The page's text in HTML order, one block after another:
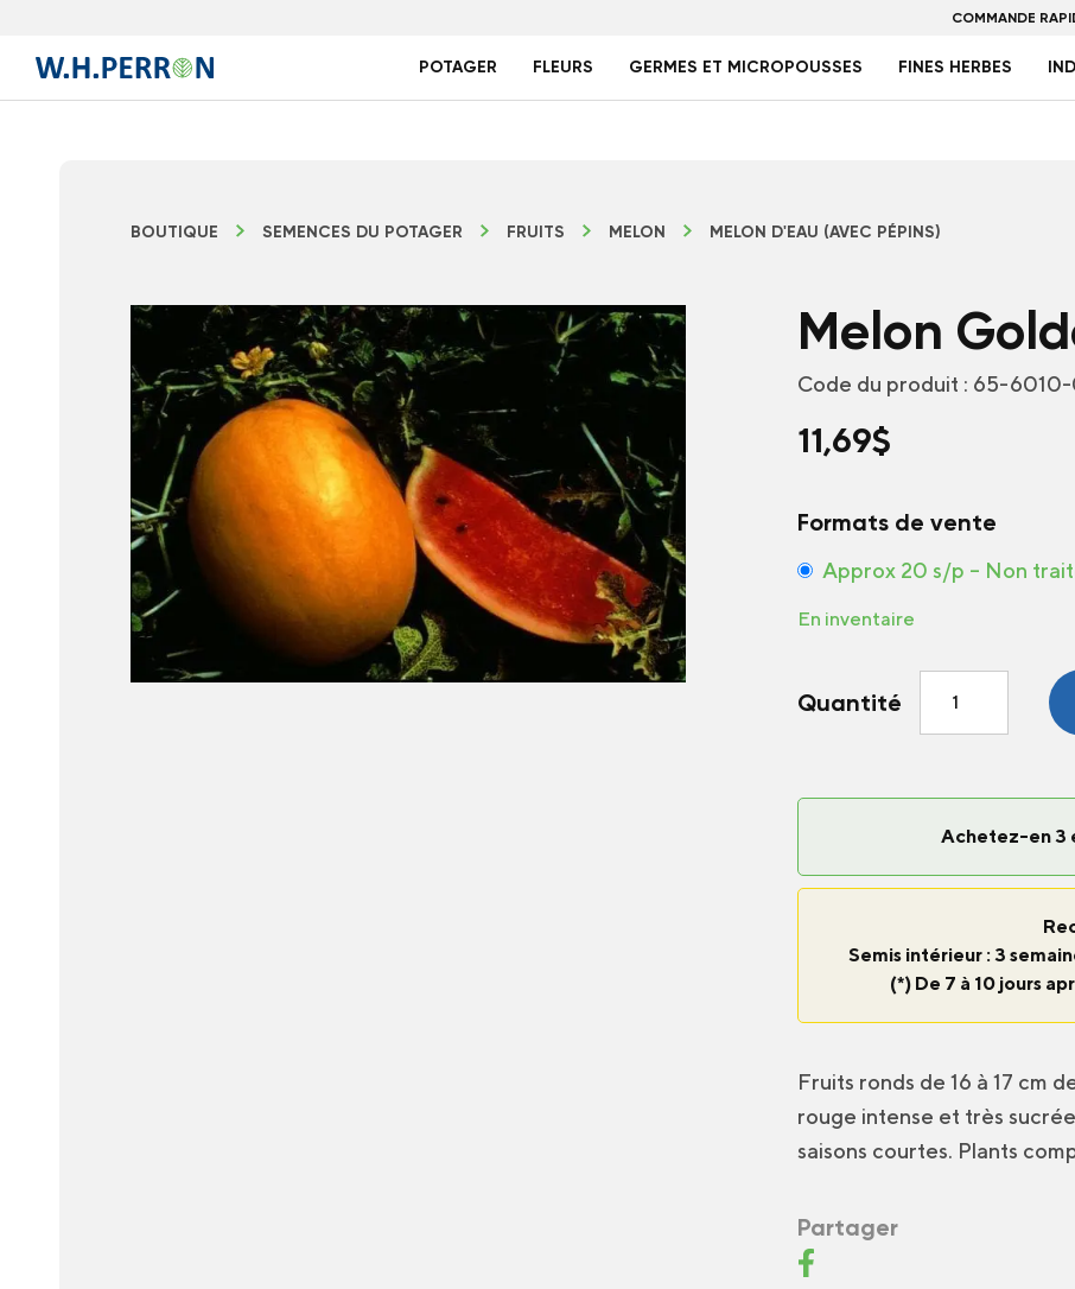
COMMANDE
POTAGER FLEURS GERMES ET MICROPOUSSES FINES HERBES
BOUTIQUE SEMENCES DU POTAGER FRUITS MELON MELON D'EAU (AVEC PÉPINS)
Melon
Code du produit : 65-6010-
11,69$
Formats de vente
Approx 20 s/p – Non
En inventaire
Quantité
Melon
Crown
Achetez-en 3
Semis intérieur : 3
(*) De 7 à 10 jours
Fruits ronds de 16 à 17 cm
rouge intense et très
saisons courtes. Plants
Partager